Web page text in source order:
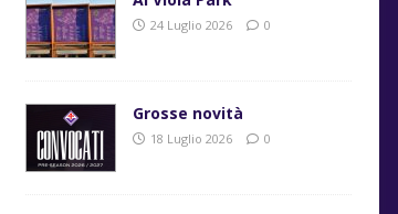
24 Luglio 2026 0
Grosse novità
18 Luglio 2026 0